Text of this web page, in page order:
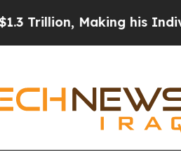
his Individual